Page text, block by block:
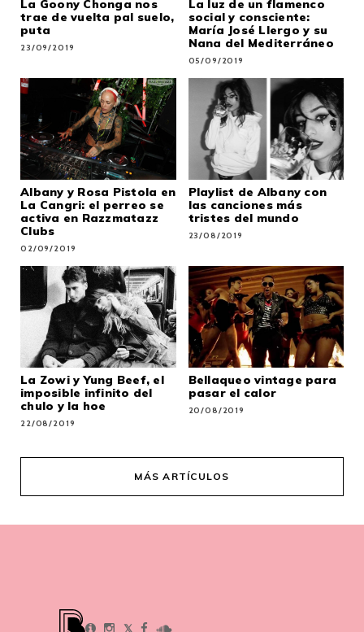
La Goony Chonga nos
trae de vuelta pal suelo,
puta
23/09/2019
La luz de un flamenco
social y consciente:
María José Llergo y su
Nana del Mediterráneo
05/09/2019
Albany y Rosa Pistola en
La Cangri: el perreo se
activa en Razzmatazz
Clubs
02/09/2019
Playlist de Albany con
las canciones más
tristes del mundo
23/08/2019
La Zowi y Yung Beef, el
imposible infinito del
chulo y la hoe
22/08/2019
Bellaqueo vintage para
pasar el calor
20/08/2019
MÁS ARTÍCULOS
𝕏